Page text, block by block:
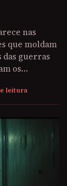
nas
que moldam
das guerras
os…
leitura